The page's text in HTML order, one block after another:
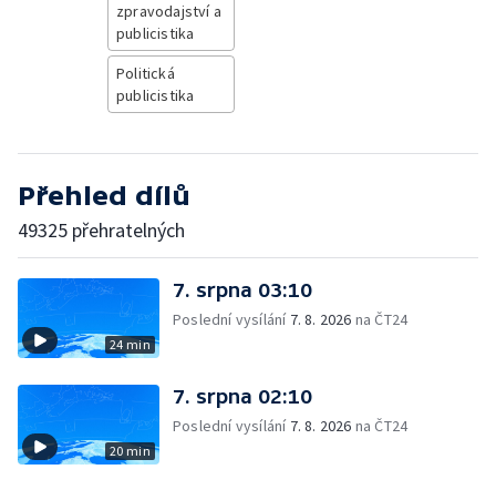
zpravodajství a
publicistika
Politická
publicistika
Přehled dílů
49325 přehratelných
24 min
7. srpna 03:10
Poslední vysílání 7. 8. 2026 na ČT24
20 min
7. srpna 02:10
Poslední vysílání 7. 8. 2026 na ČT24